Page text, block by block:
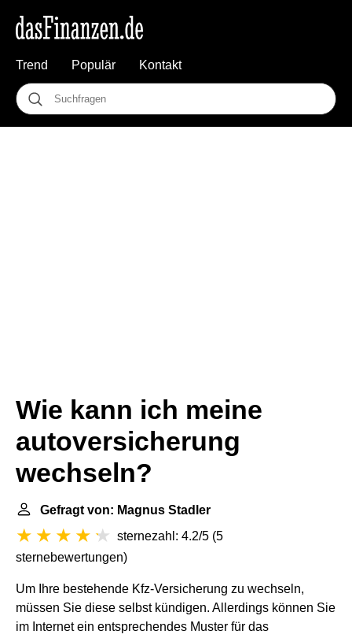
Trend Populär Kontakt
Wie kann ich meine
autoversicherung
wechseln?
Gefragt von: Magnus Stadler
sternezahl: 4.2/5 (5
sternebewertungen)
Um Ihre bestehende Kfz-Versicherung zu wechseln,
müssen Sie diese selbst kündigen. Allerdings können Sie
im Internet ein entsprechendes Muster für das